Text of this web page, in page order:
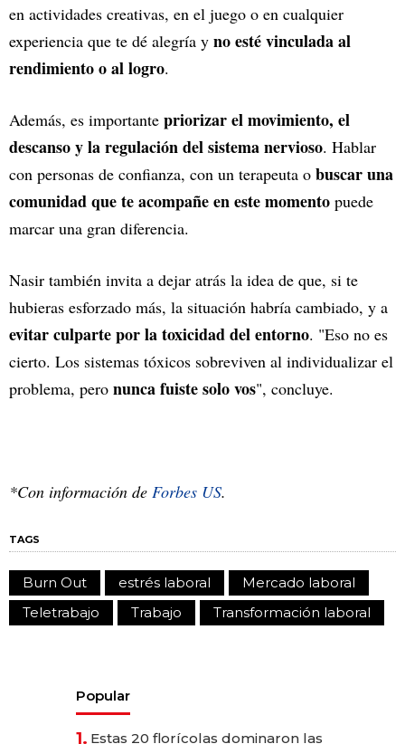
en actividades creativas, en el juego o en cualquier
experiencia que te dé alegría y no esté vinculada al
rendimiento o al logro.
Además, es importante priorizar el movimiento, el
descanso y la regulación del sistema nervioso. Hablar
con personas de confianza, con un terapeuta o buscar una
comunidad que te acompañe en este momento puede
marcar una gran diferencia.
Nasir también invita a dejar atrás la idea de que, si te
hubieras esforzado más, la situación habría cambiado, y a
evitar culparte por la toxicidad del entorno. "Eso no es
cierto. Los sistemas tóxicos sobreviven al individualizar el
problema, pero nunca fuiste solo vos", concluye.
*Con información de Forbes US.
TAGS
Burn Out estrés laboral
Mercado laboral
Teletrabajo
Trabajo Transformación laboral
Popular
1. Estas 20 florícolas dominaron las